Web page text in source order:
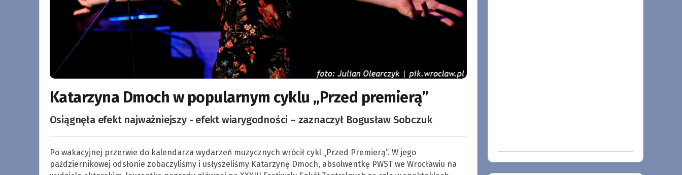
Katarzyna Dmoch w popularnym cyklu „Przed premierą”
Osiągnęła efekt najważniejszy - efekt wiarygodności – zaznaczył Bogusław Sobczuk
Po wakacyjnej przerwie do kalendarza wydarzeń muzycznych wrócił cykl „Przed Premierą”. W jego
październikowej odsłonie zobaczyliśmy i usłyszeliśmy Katarzynę Dmoch, absolwentkę PWST we Wrocławiu na